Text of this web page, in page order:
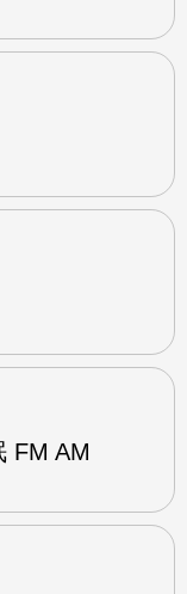
FM AM